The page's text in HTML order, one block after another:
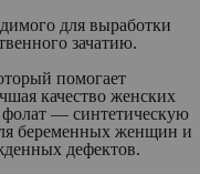
для выработки
зачатию.
помогает
качество женских
фолат — синтетическую
беременных женщин и
дефектов.